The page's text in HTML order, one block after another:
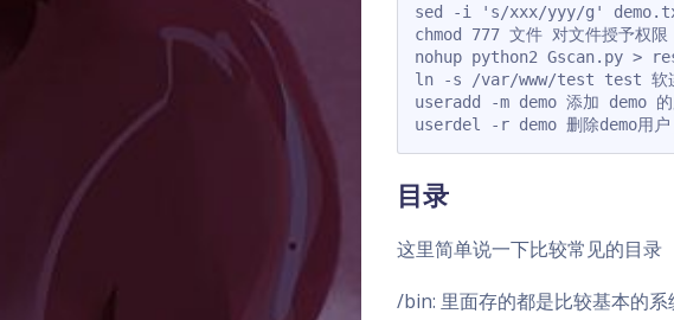
sed -i 's/xxx/yyy/g'
chmod 777 文件 对文件授予权
nohup python2 Gscan.py >
ln -s /var/www/test test 软连
useradd -m demo 添加 demo
userdel -r demo 删除demo用户
目录
这里简单说一下比较常见的目录
/bin: 里面存的都是比较基本的